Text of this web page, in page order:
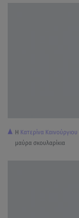
H Κατερίνα Καινούργιου
μαύρα σκουλαρίκια